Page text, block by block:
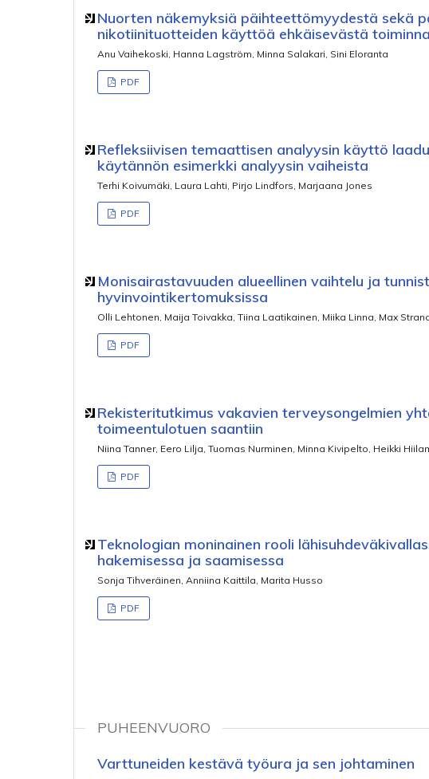
Nuorten näkemyksiä päihteettömyydestä sekä
nikotiinituotteiden käyttöä ehkäisevästä
Anu Vaihekoski, Hanna Lagström, Minna Salakari, Sini Eloranta
PDF
Refleksiivisen temaattisen analyysin käyttö
käytännön esimerkki analyysin vaiheista
Terhi Koivumäki, Laura Lahti, Pirjo Lindfors, Marjaana Jones
PDF
Monisairastavuuden alueellinen vaihtelu ja
hyvinvointikertomuksissa
Olli Lehtonen, Maija Toivakka, Tiina Laatikainen, Miika Linna, Max
PDF
Rekisteritutkimus vakavien terveysongelmien
toimeentulotuen saantiin
Niina Tanner, Eero Lilja, Tuomas Nurminen, Minna Kivipelto, Heikki
PDF
Teknologian moninainen rooli
hakemisessa ja saamisessa
Sonja Tihveräinen, Anniina Kaittila, Marita Husso
PDF
PUHEENVUORO
Varttuneiden kestävä työura ja sen johtaminen